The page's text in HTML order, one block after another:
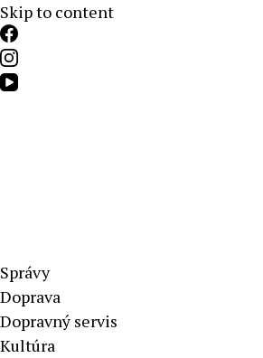
Skip to content
Aktuálne správy – severné Slovensko
Správy
Doprava
Dopravný servis
Kultúra